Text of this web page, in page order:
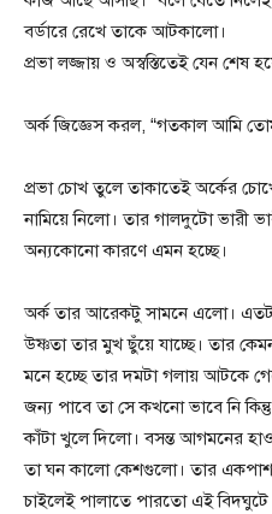
বর্ডারে রেখে তাকে আটকালো।
প্রভা লজ্জায় ও অস্বস্তিতেই যেন শেষ
অর্ক জিজ্ঞেস করল, “গতকাল আমি
প্রভা চোখ তুলে তাকাতেই অর্কের
নামিয়ে নিলো। তার গালদুটো ভারী
অন্যকোনো কারণে এমন হচ্ছে।
অর্ক তার আরেকটু সামনে এলো।
উষ্ণতা তার মুখ ছুঁয়ে যাচ্ছে। তার
মনে হচ্ছে তার দমটা গলায় আটকে
জন্য পাবে তা সে কখনো ভাবে নি
কাঁটা খুলে দিলো। বসন্ত আগমনের
তা ঘন কালো কেশগুলো। তার
চাইলেই পালাতে পারতো এই বিদঘুটে